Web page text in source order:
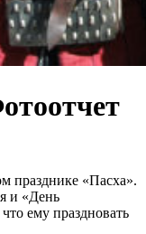
празднике «Пасха».
и «День
ему праздновать